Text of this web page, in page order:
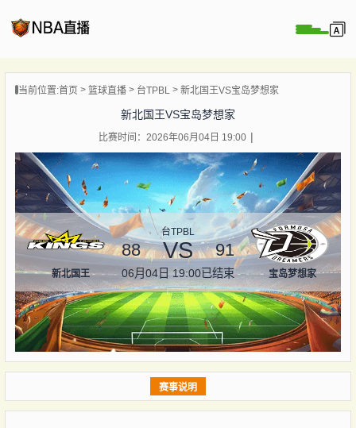
播
像
闻
当前位置:首页 篮球直播 台TPBL 新北国王VS宝岛梦想家
新北国王VS宝岛梦想家
比赛时间：2026年06月04日 19:00
新北国王
台TPBL
88 VS 91
06月04日 19:00已结束 宝岛梦想家
赛事说明